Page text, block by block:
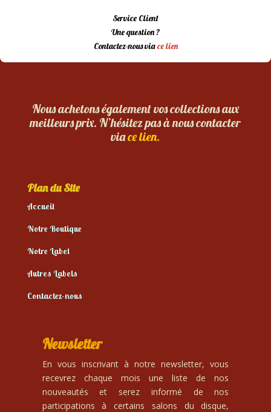
Service Client
Une question ?
Contactez-nous viace lien
Nous achetons également vos collections aux
meilleurs prix. N’hésitez pas à nous contacter
viace lien.
Plan du Site
Accueil
Notre Boutique
Notre Label
Autres Labels
Contactez-nous
Newsletter
En vous inscrivant à notre newsletter, vous
recevrez chaque mois une liste de nos
nouveautés et serez informé de nos
participations à certains salons du disque,